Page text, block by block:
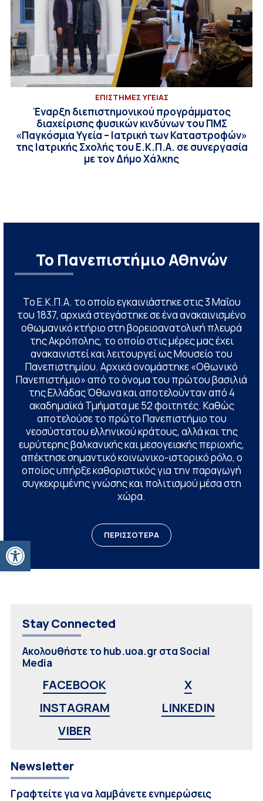
Ανοίξτε τη γραμμή εργαλείων
ΕΠΙΣΤΗΜΕΣ ΥΓΕΙΑΣ
Έναρξη διεπιστημονικού προγράμματος
διαχείρισης φυσικών κινδύνων του ΠΜΣ
«Παγκόσμια Υγεία – Ιατρική των Καταστροφών»
της Ιατρικής Σχολής του Ε.Κ.Π.Α. σε συνεργασία
με τον Δήμο Χάλκης
Το Πανεπιστήμιο Αθηνών
Το Ε.Κ.Π.Α. το οποίο εγκαινιάστηκε στις 3 Μαΐου
του 1837, αρχικά στεγάστηκε σε ένα ανακαινισμένο
οθωμανικό κτήριο στη βορειοανατολική πλευρά
της Ακρόπολης, το οποίο στις μέρες μας έχει
ανακαινιστεί και λειτουργεί ως Μουσείο του
Πανεπιστημίου. Αρχικά ονομάστηκε «Οθωνικό
Πανεπιστήμιο» από το όνομα του πρώτου βασιλιά
της Ελλάδας Όθωνα και αποτελούνταν από 4
ακαδημαϊκά Τμήματα με 52 φοιτητές. Καθώς
αποτελούσε το πρώτο Πανεπιστήμιο του
νεοσύστατου ελληνικού κράτους, αλλά και της
ευρύτερης βαλκανικής και μεσογειακής περιοχής,
απέκτησε σημαντικό κοινωνικο-ιστορικό ρόλο, ο
οποίος υπήρξε καθοριστικός για την παραγωγή
συγκεκριμένης γνώσης και πολιτισμού μέσα στη
χώρα.
ΠΕΡΙΣΣΟΤΕΡΑ
Stay Connected
Ακολουθήστε το hub.uoa.gr στα Social
Media
FACEBOOK
X
INSTAGRAM
LINKEDIN
VIBER
Newsletter
Γραφτείτε για να λαμβάνετε ενημερώσεις